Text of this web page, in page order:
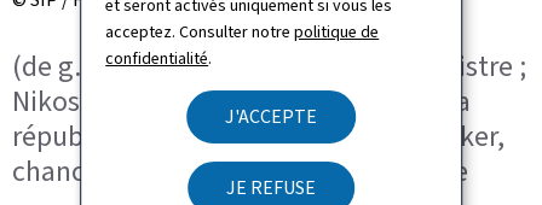
et seront activés uniquement si vous les
acceptez. Consulter notrepolitique de
confidentialité.
J'ACCEPTE
JE REFUSE
(de g. à dr.) Luc Frieden, Premier ministre ;
Nikos Christodoulides, président de la
république de Chypre ; Christian Stocker,
chancelier de la république d’Autriche